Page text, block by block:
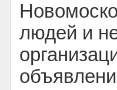
людей и